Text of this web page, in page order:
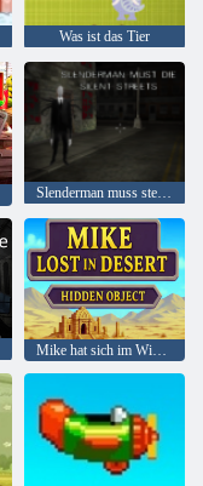
Was ist das Tier
Slenderman muss sterben: Stille Straßen
Mike hat sich im Wimmelbild der Wüste verirrt